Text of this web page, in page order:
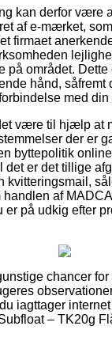
kan derfor være
af e-mærket,
firmaet
på området.
hånd, såfremt
med din
være til hjælp at
der er
byttepolitik
det er det tillige
kvitteringsmail,
af
er på udkig efter
chancer
iagttager
– TK20g